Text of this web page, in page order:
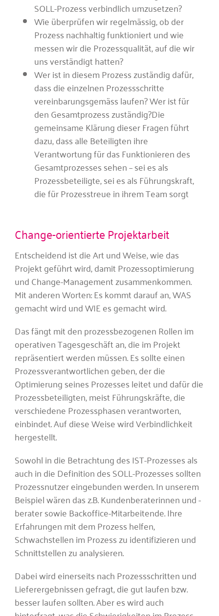
SOLL-Prozess verbindlich umzusetzen?
Wie überprüfen wir regelmässig, ob der
Prozess nachhaltig funktioniert und wie
messen wir die Prozessqualität, auf die wir
uns verständigt hatten?
Wer ist in diesem Prozess zuständig dafür,
dass die einzelnen Prozessschritte
vereinbarungsgemäss laufen? Wer ist für
den Gesamtprozess zuständig?Die
gemeinsame Klärung dieser Fragen führt
dazu, dass alle Beteiligten ihre
Verantwortung für das Funktionieren des
Gesamtprozesses sehen – sei es als
Prozessbeteiligte, sei es als Führungskraft,
die für Prozesstreue in ihrem Team sorgt
Change-orientierte Projektarbeit
Entscheidend ist die Art und Weise, wie das
Projekt geführt wird, damit Prozessoptimierung
und Change-Management zusammenkommen.
Mit anderen Worten: Es kommt darauf an, WAS
gemacht wird und WIE es gemacht wird.
Das fängt mit den prozessbezogenen Rollen im
operativen Tagesgeschäft an, die im Projekt
repräsentiert werden müssen. Es sollte einen
Prozessverantwortlichen geben, der die
Optimierung seines Prozesses leitet und dafür die
Prozessbeteiligten, meist Führungskräfte, die
verschiedene Prozessphasen verantworten,
einbindet. Auf diese Weise wird Verbindlichkeit
hergestellt.
Sowohl in die Betrachtung des IST-Prozesses als
auch in die Definition des SOLL-Prozesses sollten
Prozessnutzer eingebunden werden. In unserem
Beispiel wären das z.B. Kundenberaterinnen und -
berater sowie Backoffice-Mitarbeitende. Ihre
Erfahrungen mit dem Prozess helfen,
Schwachstellen im Prozess zu identifizieren und
Schnittstellen zu analysieren.
Dabei wird einerseits nach Prozessschritten und
Lieferergebnissen gefragt, die gut laufen bzw.
besser laufen sollten. Aber es wird auch